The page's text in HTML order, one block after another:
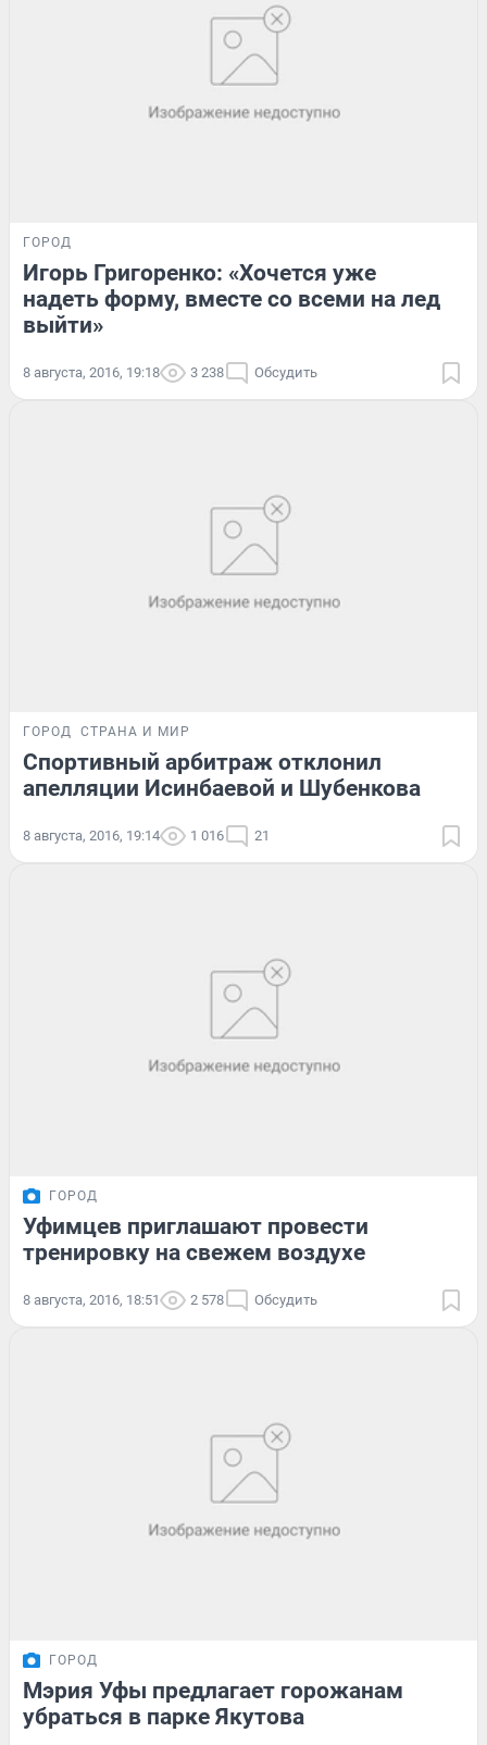
ГОРОД
Игорь Григоренко: «Хочется уже
надеть форму, вместе со всеми на лед
выйти»
8 августа, 2016, 19:18 3 238 Обсудить
ГОРОД СТРАНА И МИР
Спортивный арбитраж отклонил
апелляции Исинбаевой и Шубенкова
8 августа, 2016, 19:14 1 016 21
ГОРОД
Уфимцев приглашают провести
тренировку на свежем воздухе
8 августа, 2016, 18:51 2 578 Обсудить
ГОРОД
Мэрия Уфы предлагает горожанам
убраться в парке Якутова